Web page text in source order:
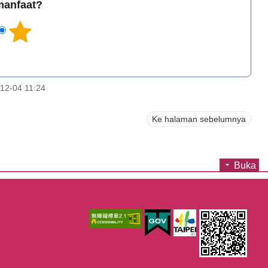
04 11:24
Ke halaman sebelumnya
Buka